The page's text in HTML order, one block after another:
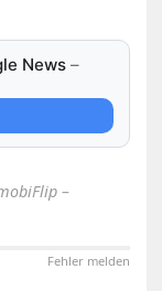
News –
–
Fehler melden